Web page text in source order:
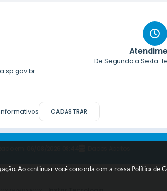
Ao continuar você concorda com a nossa Política de
De Segunda a Sexta-
CADASTRAR